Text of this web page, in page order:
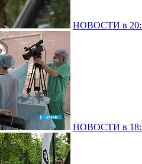
НОВОСТИ в
НОВОСТИ в